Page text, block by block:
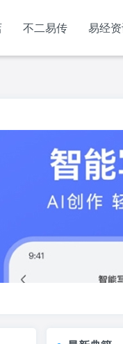
不二易传 易经